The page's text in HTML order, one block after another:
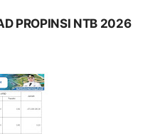
PROPINSI NTB 2026